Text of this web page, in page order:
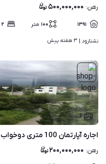
رهن: ۵۰۰,۰۰۰,۰۰۰
۱۳۹۱ ۱۰۰ متر ۲
نشتارود | ۳ هفته پیش
۶
اجاره آپارتمان 100 متری دوخواب در مرکز شهر
رهن: ۲۰۰,۰۰۰,۰۰۰